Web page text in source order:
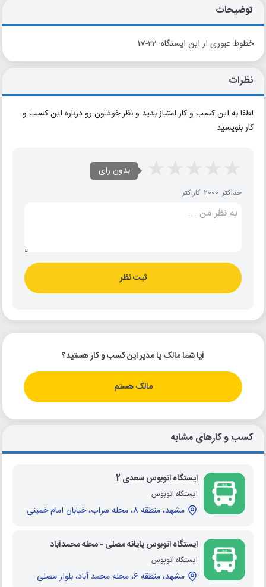
توضیحات
خطوط عبوری از این ایستگاه: 22-17
نظرات
لطفا به این کسب و کار امتیاز بدید و نظر خودتون رو درباره این کسب و
کار بنویسید
بدون رای
حداکثر 2000 کاراکتر
ثبت نظر
آیا شما مالک یا مدیر این کسب و کار هستید؟
مالک هستم
کسب و کارهای مشابه
ایستگاه اتوبوس سعدی 2
ایستگاه اتوبوس
مشهد، منطقه 8، محله سراب، خیابان امام خمینی
ایستگاه اتوبوس پایانه مصلی - محله محمدآباد
ایستگاه اتوبوس
مشهد، منطقه 6، محله محمد آباد، بلوار مصلی